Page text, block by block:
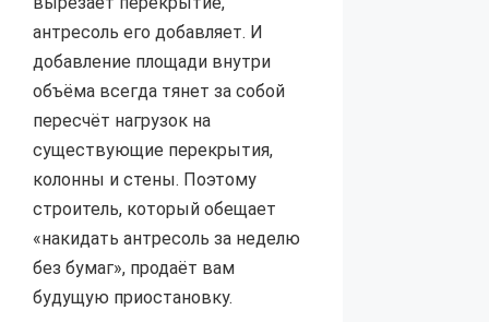
антресоль его добавляет. И
добавление площади внутри
объёма всегда тянет за собой
пересчёт нагрузок на
существующие перекрытия,
колонны и стены. Поэтому
строитель, который обещает
«накидать антресоль за неделю
без бумаг», продаёт вам
будущую приостановку.